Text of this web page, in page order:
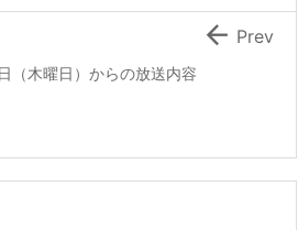
（木曜日）からの放送内容
 Prev